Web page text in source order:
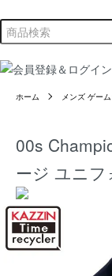
ホーム メンズ ゲー
00s
ージ ユニ